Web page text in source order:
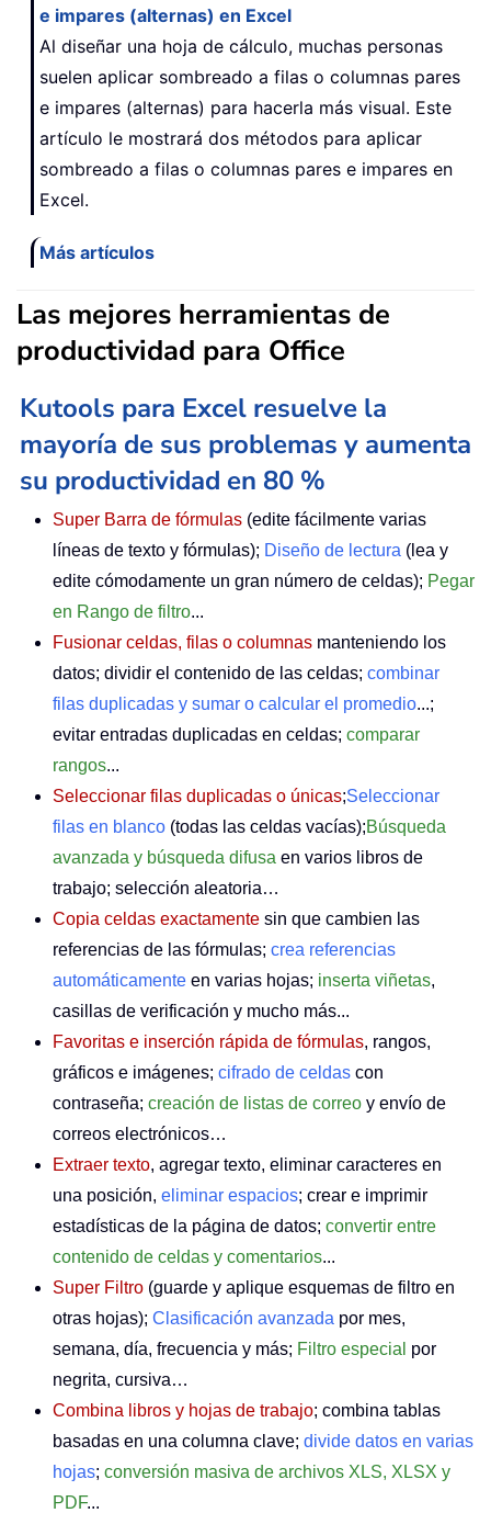
e impares (alternas) en Excel
Al diseñar una hoja de cálculo, muchas personas
suelen aplicar sombreado a filas o columnas pares
e impares (alternas) para hacerla más visual. Este
artículo le mostrará dos métodos para aplicar
sombreado a filas o columnas pares e impares en
Excel.
Más artículos
Las mejores herramientas de
productividad para Office
Kutools para Excel resuelve la
mayoría de sus problemas y aumenta
su productividad en 80 %
Super Barra de fórmulas (edite fácilmente varias
líneas de texto y fórmulas); Diseño de lectura (lea y
edite cómodamente un gran número de celdas); Pegar
en Rango de filtro...
Fusionar celdas, filas o columnas manteniendo los
datos; dividir el contenido de las celdas; combinar
filas duplicadas y sumar o calcular el promedio...;
evitar entradas duplicadas en celdas; comparar
rangos...
Seleccionar filas duplicadas o únicas;Seleccionar
filas en blanco (todas las celdas vacías);Búsqueda
avanzada y búsqueda difusa en varios libros de
trabajo; selección aleatoria…
Copia celdas exactamente sin que cambien las
referencias de las fórmulas; crea referencias
automáticamente en varias hojas; inserta viñetas,
casillas de verificación y mucho más...
Favoritas e inserción rápida de fórmulas, rangos,
gráficos e imágenes; cifrado de celdas con
contraseña; creación de listas de correo y envío de
correos electrónicos…
Extraer texto, agregar texto, eliminar caracteres en
una posición, eliminar espacios; crear e imprimir
estadísticas de la página de datos; convertir entre
contenido de celdas y comentarios...
Super Filtro (guarde y aplique esquemas de filtro en
otras hojas); Clasificación avanzada por mes,
semana, día, frecuencia y más; Filtro especial por
negrita, cursiva…
Combina libros y hojas de trabajo; combina tablas
basadas en una columna clave; divide datos en varias
hojas; conversión masiva de archivos XLS, XLSX y
PDF...